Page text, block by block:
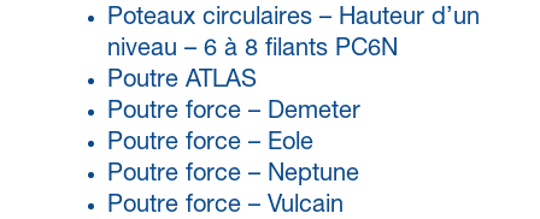
Poteaux circulaires – Hauteur d’un
niveau – 6 à 8 filants PC6N
Poutre ATLAS
Poutre force – Demeter
Poutre force – Eole
Poutre force – Neptune
Poutre force – Vulcain